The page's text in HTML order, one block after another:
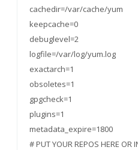
cachedir=/var/cache/yum
keepcache=0
debuglevel=2
logfile=/var/log/yum.log
exactarch=1
obsoletes=1
gpgcheck=1
plugins=1
metadata_expire=1800
# PUT YOUR REPOS HERE